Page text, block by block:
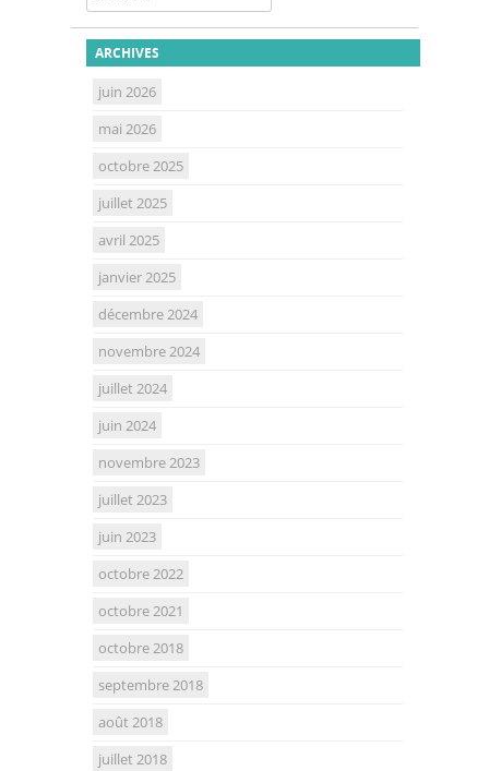
ARCHIVES
juin 2026
mai 2026
octobre 2025
juillet 2025
avril 2025
janvier 2025
décembre 2024
novembre 2024
juillet 2024
juin 2024
novembre 2023
juillet 2023
juin 2023
octobre 2022
octobre 2021
octobre 2018
septembre 2018
août 2018
juillet 2018